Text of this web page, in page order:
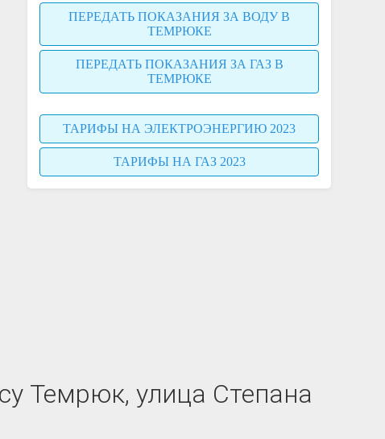
ПЕРЕДАТЬ ПОКАЗАНИЯ ЗА ВОДУ В
ТЕМРЮКЕ
ПЕРЕДАТЬ ПОКАЗАНИЯ ЗА ГАЗ В
ТЕМРЮКЕ
ТАРИФЫ НА ЭЛЕКТРОЭНЕРГИЮ 2023
ТАРИФЫ НА ГАЗ 2023
Темрюк, улица Степана